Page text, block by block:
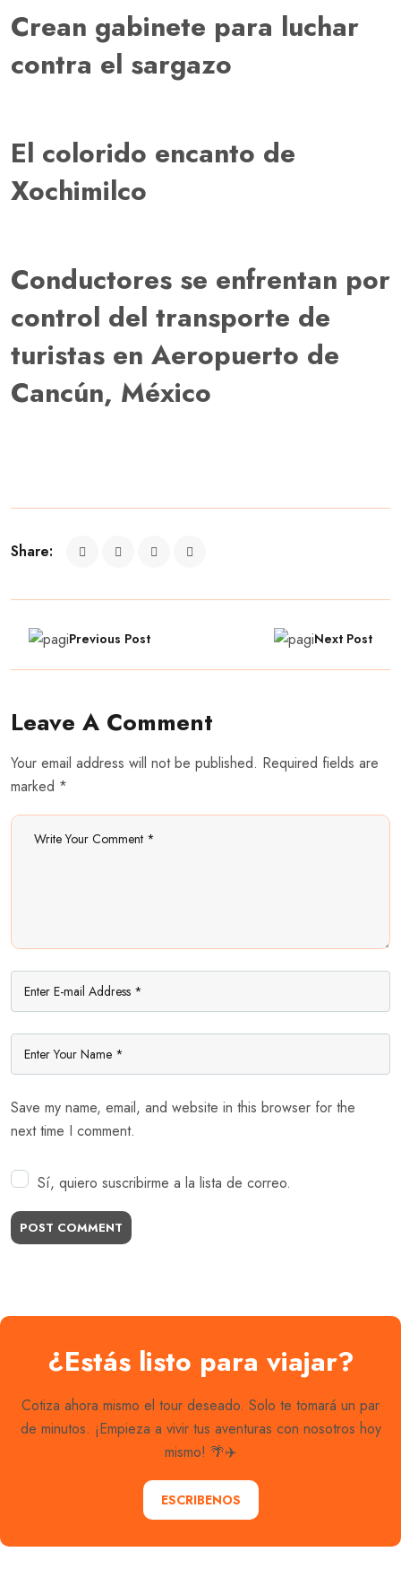
Crean gabinete para luchar
contra el sargazo
El colorido encanto de
Xochimilco
Conductores se enfrentan por
control del transporte de
turistas en Aeropuerto de
Cancún, México
Share:
Previous Post Next Post
Leave A Comment
Your email address will not be published. Required fields are
marked *
Save my name, email, and website in this browser for the
next time I comment.
Sí, quiero suscribirme a la lista de correo.
POST COMMENT
¿Estás listo para viajar?
Cotiza ahora mismo el tour deseado. Solo te tomará un par
de minutos. ¡Empieza a vivir tus aventuras con nosotros hoy
mismo! 🌴✈️
ESCRIBENOS